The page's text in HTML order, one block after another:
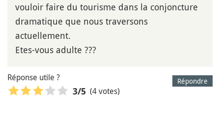
vouloir faire du tourisme dans la conjoncture
dramatique que nous traversons
actuellement.
Etes-vous adulte ???
Répondre
Réponse utile ?
3/5 (4 votes)